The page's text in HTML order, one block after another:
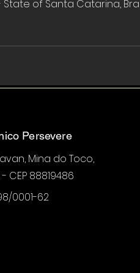
of Santa Catarina,
Persevere
Mina do Toco,
CEP 88819486
0001-62